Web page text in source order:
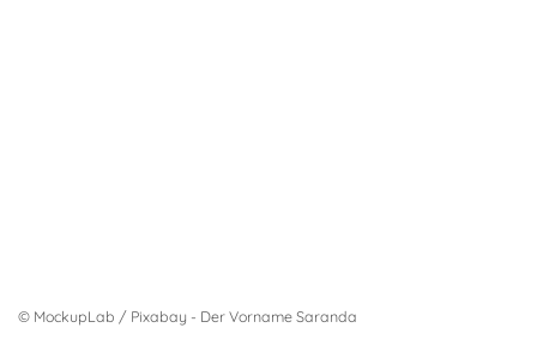
© MockupLab / Pixabay - Der Vorname Saranda